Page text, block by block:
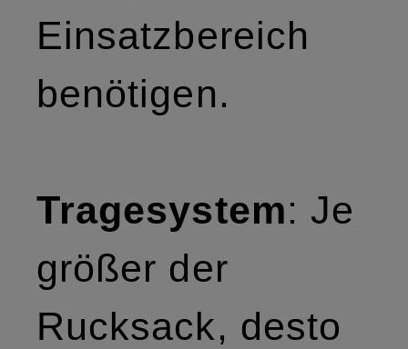
Einsatzbereich
benötigen.
Tragesystem: Je
größer der
Rucksack, desto